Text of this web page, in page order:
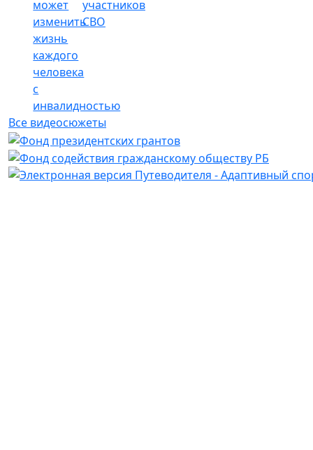
может
изменить
жизнь
каждого
человека
с
инвалидностью
участников
СВО
Все видеосюжеты